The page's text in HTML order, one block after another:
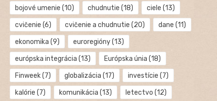
bojové umenie (10) chudnutie (18) ciele (13)
cvičenie (6) cvičenie a chudnutie (20) dane (11)
ekonomika (9) euroregióny(13)
európska integrácia (13) Európska únia (18)
Finweek(7) globalizácia (17) investície (7)
kalórie (7) komunikácia (13) letectvo (12)